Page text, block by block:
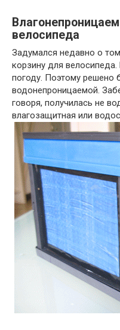
велосипеда
Задумался недавно о
корзину для
погоду. Поэтому решено
водонепроницаемой.
говоря, получилась не
влагозащитная или